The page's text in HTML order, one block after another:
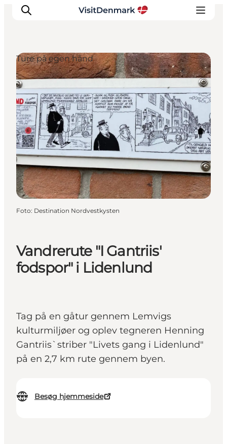
Inspiration
Destinationer
Oplevelser
Overnatning
Planlæg ferien
Vandrerute "I Gantriis'
fodspor" i Lidenlund
Tag på en gåtur gennem Lemvigs
kulturmiljøer og oplev tegneren Henning
Gantriis`striber "Livets gang i Lidenlund"
på en 2,7 km rute gennem byen.
Besøg hjemmeside
Ture på egen hånd
Foto: Destination Nordvestkysten